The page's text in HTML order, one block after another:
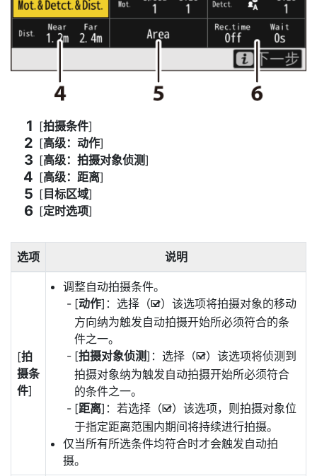
[拍摄条件]
[高级：动作]
[高级：拍摄对象侦测]
[高级：距离]
[ 目标区域]
[定时选项]
选项 说明
[拍
摄条
件]
调整自动拍摄条件。
[动作]：选择（M）该选项将拍摄对象的移动
方向纳为触发自动拍摄开始所必须符合的条
件之一。
[拍摄对象侦测]：选择（M）该选项将侦测到
拍摄对象纳为触发自动拍摄开始所必须符合
的条件之一。
[距离]：若选择（M）该选项，则拍摄对象位
于指定距离范围内期间将持续进行拍摄。
仅当所有所选条件均符合时才会触发自动拍
摄。